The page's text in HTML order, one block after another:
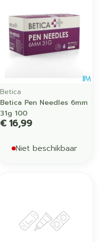
Betica
Betica Pen Needles 6mm
31g 100
€ 16,99
Niet beschikbaar